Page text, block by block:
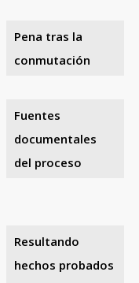
Pena tras la
conmutación
Fuentes
documentales
del proceso
Resultando
hechos probados